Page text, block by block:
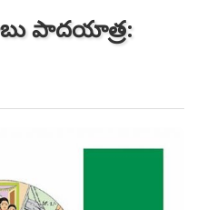
పాదయాత్ర: